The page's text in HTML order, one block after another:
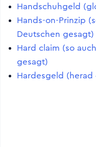
Handschuhgeld
Hands-on-Prinzip
Deutschen gesagt)
Hard claim (so
gesagt)
Hardesgeld (herad